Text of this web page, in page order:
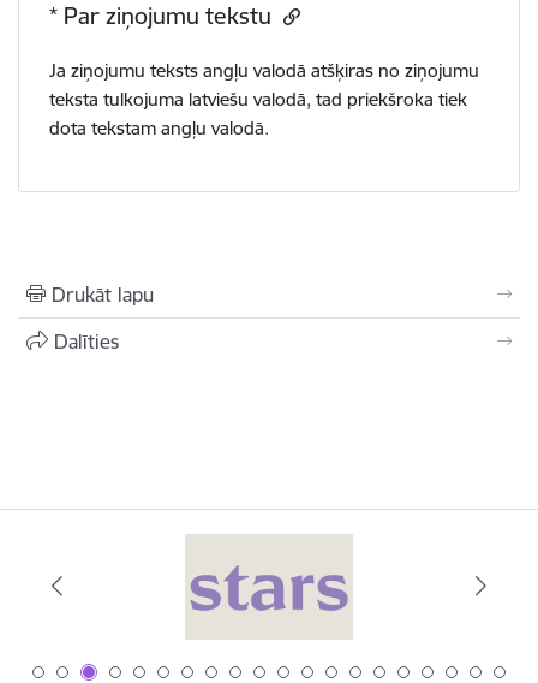
* Par ziņojumu tekstu
Ja ziņojumu teksts angļu valodā atšķiras no ziņojumu
teksta tulkojuma latviešu valodā, tad priekšroka tiek
dota tekstam angļu valodā.
Drukāt lapu
Dalīties